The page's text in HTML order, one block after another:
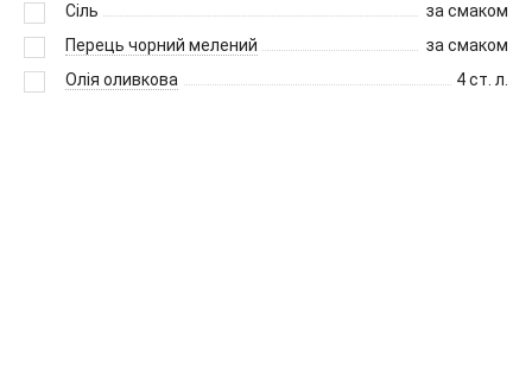
Сіль
за смаком
Перець чорний мелений
за смаком
Олія оливкова
4ст. л.